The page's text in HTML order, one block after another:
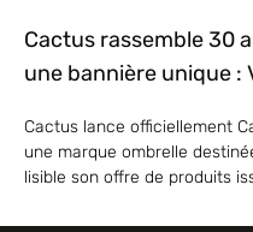
Cactus rassemble 30
une bannière unique :
Cactus lance officiellement
une marque ombrelle
lisible son offre de produits